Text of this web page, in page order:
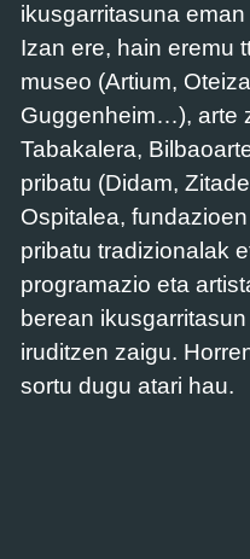
ikusgarritasuna
Izan ere, hain eremu
museo (Artium,
Guggenheim…), arte
Tabakalera,
pribatu (Didam,
Ospitalea,
pribatu tradizionalak
programazio eta
berean
iruditzen zaigu.
sortu dugu atari hau.